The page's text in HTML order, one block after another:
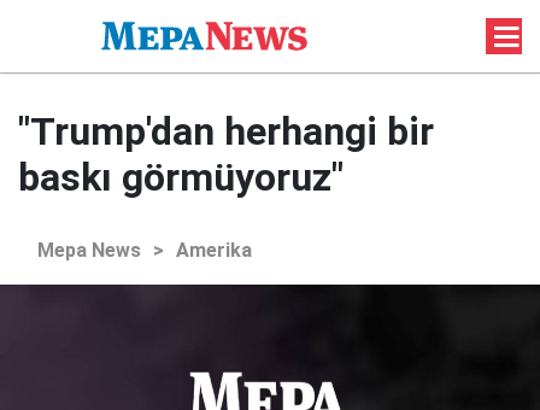
"Trump'dan herhangi bir
baskı görmüyoruz"
Mepa News > Amerika